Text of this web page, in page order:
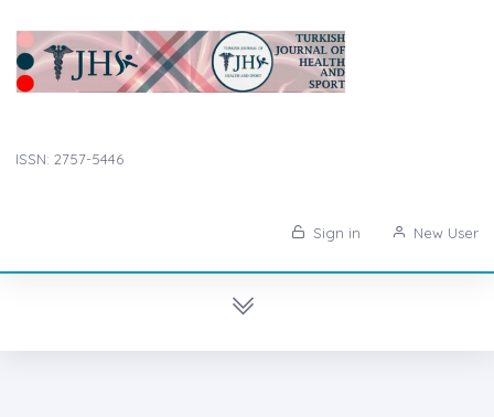
ISSN: 2757-5446
Sign in New User